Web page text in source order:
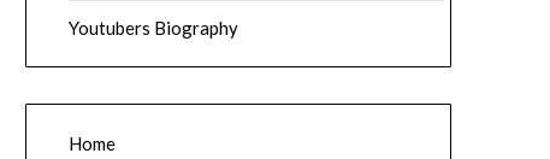
Youtubers Biography
Home